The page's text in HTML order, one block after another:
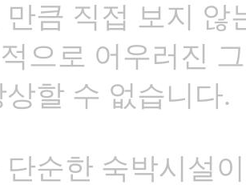
큼 직접 보지 않
으로 어우러진
상할 수 없습니다.
단순한 숙박시설